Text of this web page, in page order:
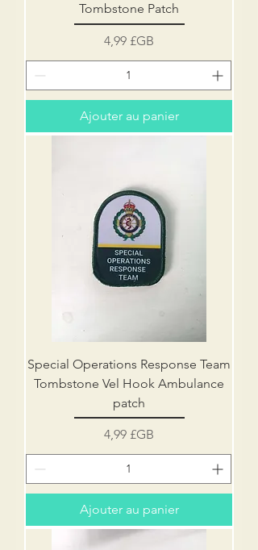
Tombstone Patch
Prix
4,99 £GB
Ajouter au panier
Special Operations Response Team
Tombstone Vel Hook Ambulance
patch
Prix
4,99 £GB
Ajouter au panier